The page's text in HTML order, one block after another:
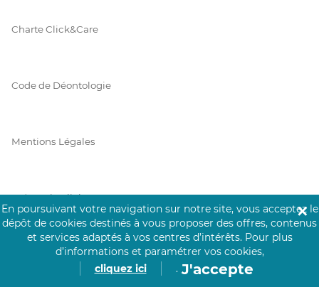
Charte Click&Care
Code de Déontologie
Mentions Légales
Prérequis Click&Care
Protection des Données
En poursuivant votre navigation sur notre site, vous acceptez le
dépôt de cookies destinés à vous proposer des offres, contenus
et services adaptés à vos centres d’intérêts. Pour plus
d’informations et paramétrer vos cookies,
cliquez ici
. J'accepte
✕